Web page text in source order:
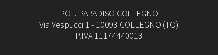
POL. PARADISO COLLEGNO
Via Vespucci 1 - 10093 COLLEGNO (TO)
P.IVA 11174440013